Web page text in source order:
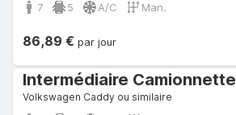
7 5 A/C Man.
86,89 € par jour
Intermédiaire Camionnette
Volkswagen Caddy ou similaire